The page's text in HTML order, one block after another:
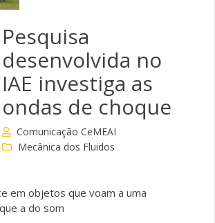
Pesquisa
desenvolvida no
IAE investiga as
ondas de choque
Comunicação CeMEAI
Mecânica dos Fluidos
em objetos que voam a uma
a do som